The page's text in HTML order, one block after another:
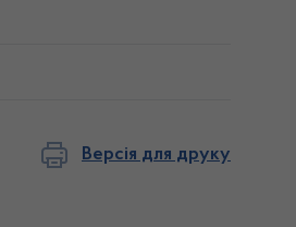
Версія для друку